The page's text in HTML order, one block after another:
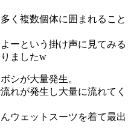
く複数個体に囲まれること
ーという掛け声に見てみる
ましたw
シが大量発生。
れが発生し大量に流れてく
ウェットスーツを着て最出